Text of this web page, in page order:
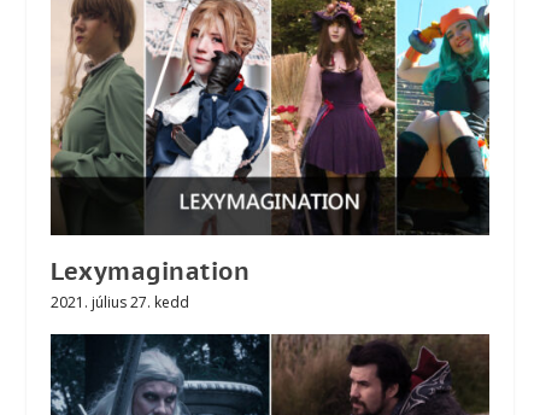
Lexymagination
2021. július 27. kedd